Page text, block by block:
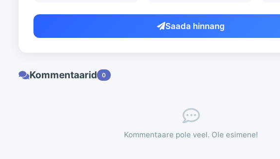
Saada hinnang
Kommentaarid 0
Kommentaare pole veel. Ole esimene!